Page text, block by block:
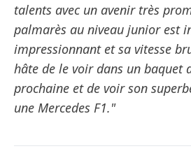
talents avec un avenir très
palmarès au niveau junior est
impressionnant et sa vitesse
hâte de le voir dans un baquet
prochaine et de voir son
une Mercedes F1."